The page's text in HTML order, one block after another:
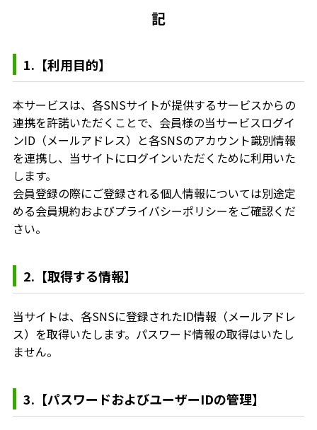
記
1.【利用目的】
本サービスは、各SNSサイトが提供するサービスからの
連携を許諾いただくことで、会員様の当サービスログイ
ンID（メールアドレス）と各SNSのアカウント識別情報
を連携し、当サイトにログインいただくために利用いた
します。
会員登録の際にご登録される個人情報については別途定
める会員規約およびプライバシーポリシーをご確認くだ
さい。
2.【取得する情報】
当サイトは、各SNSに登録されたID情報（メールアドレ
ス）を取得いたします。パスワード情報の取得はいたし
ません。
3.【パスワードおよびユーザーIDの管理】